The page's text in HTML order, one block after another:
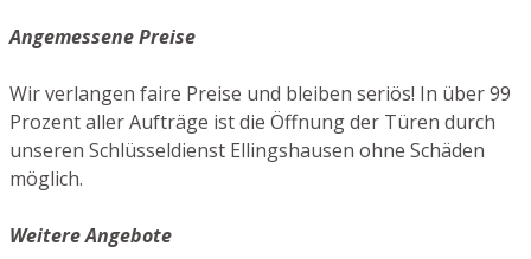
Angemessene Preise
Wir verlangen faire Preise und bleiben seriös! In über 99
Prozent aller Aufträge ist die Öffnung der Türen durch
unseren Schlüsseldienst Ellingshausen ohne Schäden
möglich.
Weitere Angebote